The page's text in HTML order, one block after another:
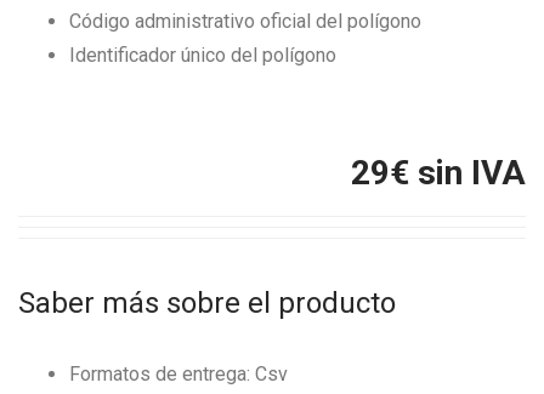
Código administrativo oficial del polígono
Identificador único del polígono
29€ sin IVA
Saber más sobre el producto
Formatos de entrega: Csv